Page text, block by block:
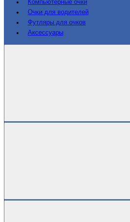
Компьютерные очки
Очки для водителей
Футляры для очков
Аксессуары